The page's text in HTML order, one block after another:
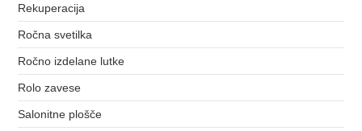
Rekuperacija
Ročna svetilka
Ročno izdelane lutke
Rolo zavese
Salonitne plošče